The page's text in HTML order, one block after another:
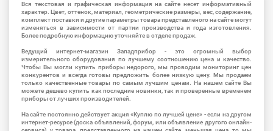
Вся текстовая и графическая информация на сайте несет информативный
характер. Цвет, оттенок, материал, геометрические размеры, вес, содержание,
комплект поставки и другие параметры товара представленого на сайте могут
изменяться в зависимости от партии производства и года изготовления.
Более подробную информацию уточняйте в отделе продаж.
Ведущий интернет-магазин Западприбор - это огромный выбор
измерительного оборудования по лучшему соотношению цена и качество.
Чтобы Вы могли купить приборы недорого, мы проводим мониторинг цен
конкурентов и всегда готовы предложить более низкую цену. Мы продаем
только качественные товары по самым лучшим ценам. На нашем сайте Вы
можете дешево купить как последние новинки, так и проверенные временем
приборы от лучших производителей.
На сайте постоянно действует акция «Куплю по лучшей цене» - если на другом
интернет-ресурсе (доска объявлений, форум, или объявление другого онлайн-